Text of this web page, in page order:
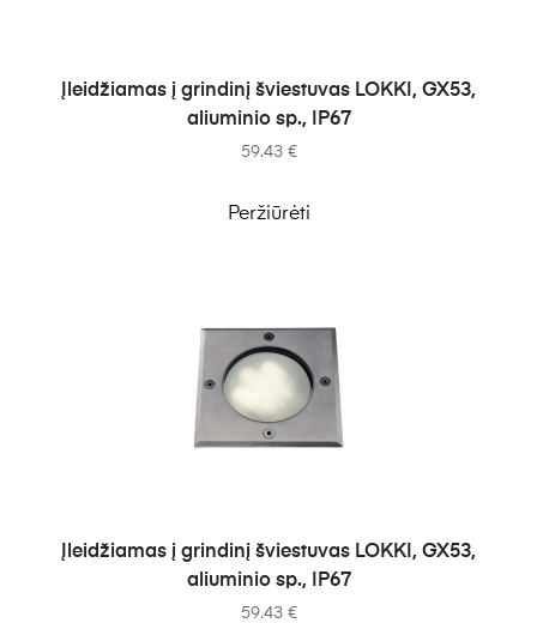
Į KREPŠELĮ
Įleidžiamas į grindinį šviestuvas LOKKI, GX53,
aliuminio sp., IP67
59.43 €
Peržiūrėti
Į KREPŠELĮ
Įleidžiamas į grindinį šviestuvas LOKKI, GX53,
aliuminio sp., IP67
59.43 €